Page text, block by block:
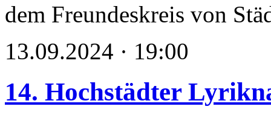
dem Freundeskreis von
13.09.2024 · 19:00
14. Hochstädter